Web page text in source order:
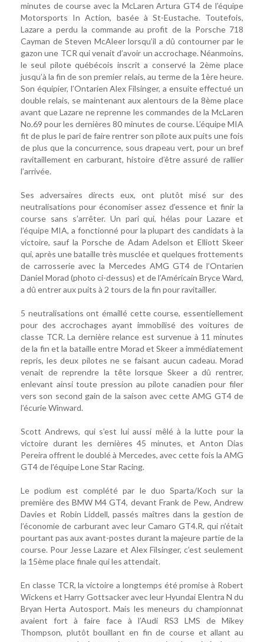
minutes de course avec la McLaren Artura GT4 de l’équipe
Motorsports In Action, basée à St-Eustache. Toutefois,
Lazare a perdu la commande au profit de la Porsche 718
Cayman de Steven McAleer lorsqu’il a dû contourner par le
gazon une TCR qui venait d’avoir un accrochage. Néanmoins,
le seul pilote québécois inscrit a conservé la 2ème place
jusqu’à la fin de son premier relais, au terme de la 1ère heure.
Son équipier, l’Ontarien Alex Filsinger, a ensuite effectué un
double relais, se maintenant aux alentours de la 8ème place
avant que Lazare ne reprenne les commandes de la McLaren
No.69 pour les dernières 80 minutes de course. L’équipe MIA
fit de plus le pari de faire rentrer son pilote aux puits une fois
de plus que la concurrence, sous drapeau vert, pour un bref
ravitaillement en carburant, histoire d’être assuré de rallier
l’arrivée.
Ses adversaires directs eux, ont plutôt misé sur des
neutralisations pour économiser assez d’essence et finir la
course sans s’arrêter. Un pari qui, hélas pour Lazare et
l’équipe MIA, a fonctionné pour la plupart des candidats à la
victoire, sauf la Porsche de Adam Adelson et Elliott Skeer
qui, après une bataille très musclée et quelques frottements
de carrosserie avec la Mercedes AMG GT4 de l’Ontarien
Daniel Morad (photo ci-dessus) et de l’Américain Bryce Ward,
a dû entrer aux puits à 2 tours de la fin pour ravitailler.
5 neutralisations ont émaillé cette course, essentiellement
pour des accrochages ayant immobilisé des voitures de
classe TCR. La dernière relance est survenue à 11 minutes
de la fin et la bataille entre Morad et Skeer a immédiatement
repris, les deux pilotes ne se faisant aucun cadeau. Morad
venait de reprendre la tête lorsque Skeer a dû rentrer,
enlevant ainsi toute pression au pilote canadien pour filer
vers son second gain de la saison avec cette AMG GT4 de
l’écurie Winward.
Scott Andrews, qui s’est lui aussi mêlé à la lutte pour la
victoire durant les dernières 45 minutes, et Anton Dias
Pereira offrent le doublé à Mercedes, avec cette fois la AMG
GT4 de l’équipe Lone Star Racing.
Le podium est complété par le duo Sparta/Koch sur la
première des BMW M4 GT4, devant Frank de Pew, Andrew
Davies et Robin Liddell, passés maîtres dans la gestion de
l’économie de carburant avec leur Camaro GT4.R, qui n’était
pourtant pas aux avant-postes durant la majeure partie de la
course. Pour Jesse Lazare et Alex Filsinger, c’est seulement
la 15ème place finale qui les attendait.
En classe TCR, la victoire a longtemps été promise à Robert
Wickens et Harry Gottsacker avec leur Hyundai Elentra N du
Bryan Herta Autosport. Mais les meneurs du championnat
avaient fort à faire face à l’Audi RS3 LMS de Mikey
Thompson, plutôt bouillant en fin de course et allant au